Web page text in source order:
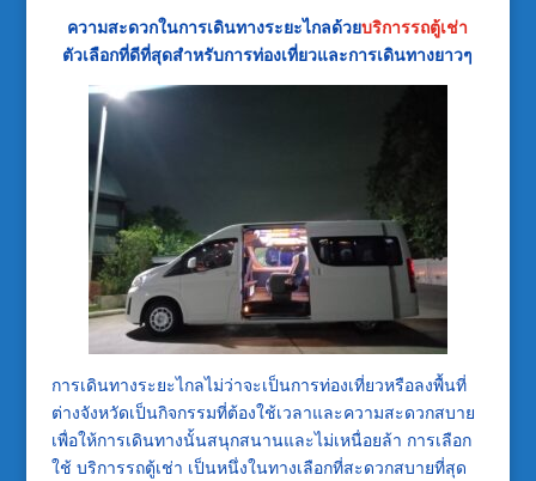
ความสะดวกในการเดินทางระยะไกลด้วยบริการรถตู้เช่า
ตัวเลือกที่ดีที่สุดสำหรับการท่องเที่ยวและการเดินทางยาวๆ
การเดินทางระยะไกลไม่ว่าจะเป็นการท่องเที่ยวหรือลงพื้นที่
ต่างจังหวัดเป็นกิจกรรมที่ต้องใช้เวลาและความสะดวกสบาย
เพื่อให้การเดินทางนั้นสนุกสนานและไม่เหนื่อยล้า การเลือก
ใช้ บริการรถตู้เช่า เป็นหนึ่งในทางเลือกที่สะดวกสบายที่สุด